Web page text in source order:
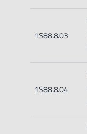
1S88.8.03
1S88.8.04